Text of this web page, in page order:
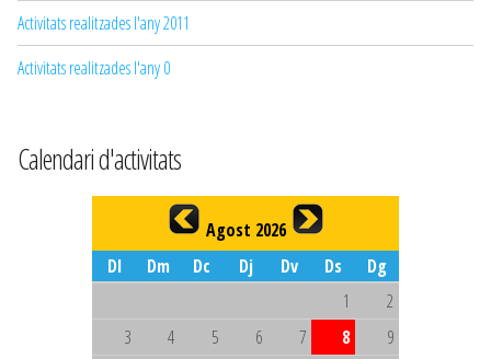
Activitats realitzades l'any 2011
Activitats realitzades l'any 0
Calendari d'activitats
Agost 2026
Dl
Dm Dc Dj Dv Ds
Dg
1
2
3
4 5 6 7 8
9